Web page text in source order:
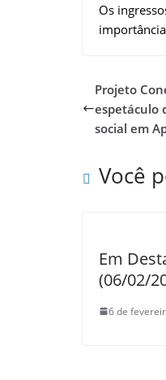
Os
Projeto
espetáculo
social em
Você
Em
(06/02/
6 de